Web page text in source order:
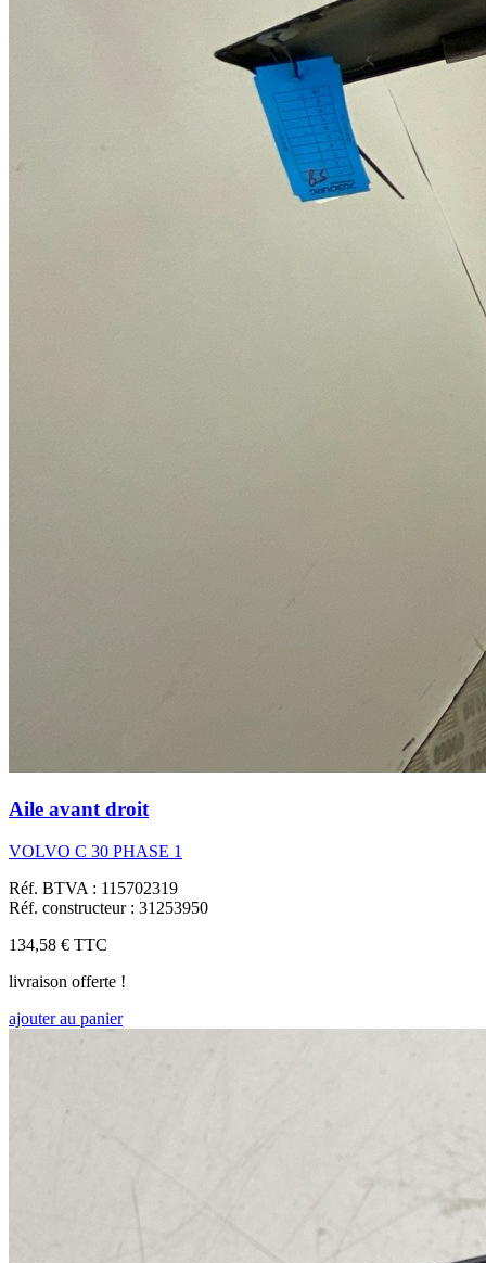
Aile avant droit
VOLVO C 30 PHASE 1
Réf. BTVA : 115702319
Réf. constructeur : 31253950
134,58 € TTC
livraison offerte !
ajouter au panier